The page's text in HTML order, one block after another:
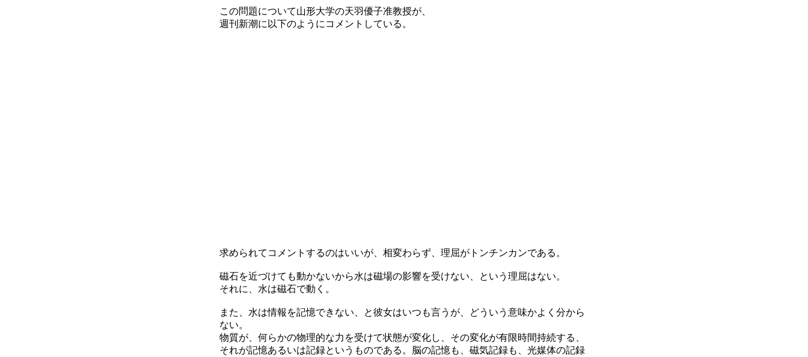
この問題について山形大学の天羽優子准教授が、
週刊新潮に以下のようにコメントしている。
求められてコメントするのはいいが、相変わらず、理屈がトンチンカンである。
磁石を近づけても動かないから水は磁場の影響を受けない、という理屈はない。
それに、水は磁石で動く。
また、水は情報を記憶できない、と彼女はいつも言うが、どういう意味かよく分から
ない。
物質が、何らかの物理的な力を受けて状態が変化し、その変化が有限時間持続する、
それが記憶あるいは記録というものである。脳の記憶も、磁気記録も、光媒体の記録